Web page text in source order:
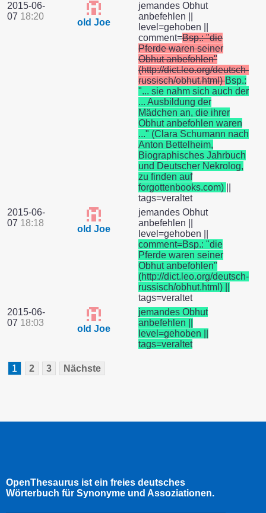
2015-06-
07 18:20
old Joe
jemandes Obhut
anbefehlen ||
level=gehoben ||
comment=Bsp.: "die
Pferde waren seiner
Obhut anbefohlen"
(http://dict.leo.org/deutsch-
russisch/obhut.html)Bsp.:
"... sie nahm sich auch der
... Ausbildung der
Mädchen an, die ihrer
Obhut anbefohlen waren
..." (Clara Schumann nach
Anton Bettelheim,
Biographisches Jahrbuch
und Deutscher Nekrolog,
zu finden auf
forgottenbooks.com)
tags=veraltet
2015-06-
07 18:18
old Joe
jemandes Obhut
anbefehlen ||
level=gehoben ||
comment=Bsp.: "die
Pferde waren seiner
Obhut anbefohlen"
(http://dict.leo.org/deutsch-
russisch/obhut.html) ||
tags=veraltet
2015-06-
07 18:03
old Joe
jemandes Obhut
anbefehlen ||
level=gehoben ||
tags=veraltet
1 2 3 Nächste
OpenThesaurus ist ein freies deutsches
Wörterbuch für Synonyme und Assoziationen.